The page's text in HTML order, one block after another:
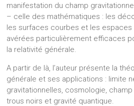
manifestation du champ
– celle des mathématiques : les
les surfaces courbes et les
avérées particulièrement efficaces
la relativité générale.
A partir de là, l’auteur présente la
générale et ses applications : limite
gravitationnelles, cosmologie,
trous noirs et gravité quantique.